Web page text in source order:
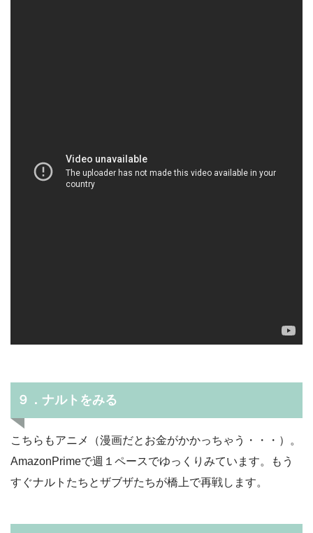
９．ナルトをみる
こちらもアニメ（漫画だとお金がかかっちゃう・・・）。
AmazonPrimeで週１ペースでゆっくりみています。もう
すぐナルトたちとザブザたちが橋上で再戦します。